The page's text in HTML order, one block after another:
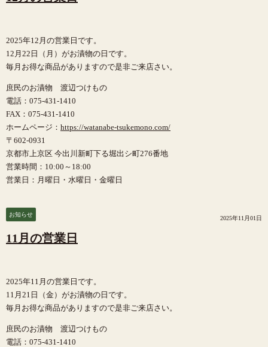
2025年12月の営業日です。
12月22日（月）がお漬物の日です。
毎月お得な商品がありますので是非ご来店さい。
庶民のお漬物 渡辺つけもの
電話：075-431-1410
FAX：075-431-1410
ホームページ： https://watanabe-tsukemono.com/
〒602-0931
京都市上京区 今出川新町下る堀出シ町276番地
営業時間：10:00～18:00
営業日：月曜日・水曜日・金曜日
お知らせ
2025年11月01日
11月の営業日
2025年11月の営業日です。
11月21日（金）がお漬物の日です。
毎月お得な商品がありますので是非ご来店さい。
庶民のお漬物 渡辺つけもの
電話：075-431-1410